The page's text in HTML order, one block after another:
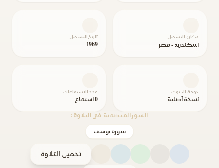
مكان التسجيل
اسكندرية - مصر
تاريخ التسجيل
1969
جودة الصوت
نسخة أصلية
عدد الاستماعات
0 استماع
السور المتضمنة في التلاوة:
سورة يوسف
تحميل التلاوة